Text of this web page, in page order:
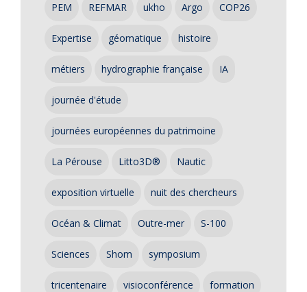
PEM REFMAR ukho Argo COP26
Expertise géomatique histoire
métiers hydrographie française IA
journée d'étude
journées européennes du patrimoine
La Pérouse Litto3D® Nautic
exposition virtuelle nuit des chercheurs
Océan & Climat Outre-mer S-100
Sciences Shom symposium
tricentenaire visioconférence formation